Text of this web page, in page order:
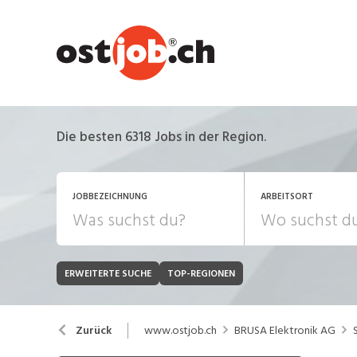
Die besten 6318 Jobs in der Region.
JOBBEZEICHNUNG ARBEITSORT
JOB-TYP
Festanstellung
Bank, Versicherung
Chemie, Pharma, Biotechnologie
ERWEITERTE SUCHE TOP-REGIONEN
Zurück www.ostjob.ch BRUSA Elektronik AG